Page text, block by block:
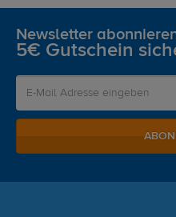
Newsletter
5€ Gutschein